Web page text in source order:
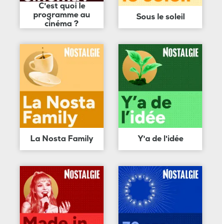
C'est quoi le
programme au
cinéma ?
Sous le soleil
La Nosta Family Y'a de l'idée